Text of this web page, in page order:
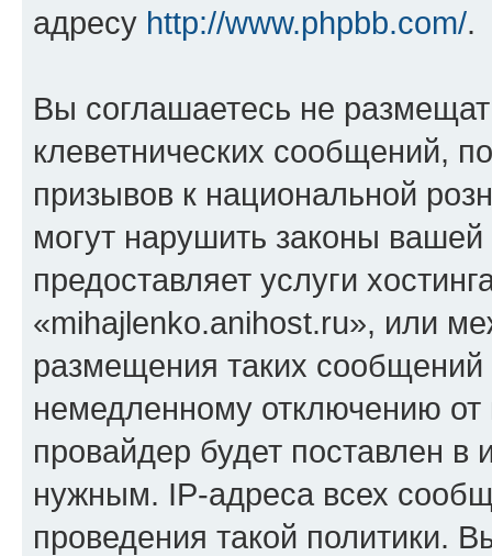
адресу http://www.phpbb.com/.
Вы соглашаетесь не
клеветнических сообщений,
призывов к национальной
могут нарушить законы
предоставляет услуги
«mihajlenko.anihost.ru», или
размещения таких
немедленному отключению
провайдер будет поставлен в
нужным. IP-адреса всех
проведения такой политики.